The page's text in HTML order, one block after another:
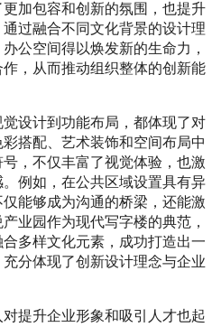
加包容和创新的氛围，也提升
过融合不同文化背景的设计理
公空间得以焕发新的生命力，
，从而推动组织整体的创新能
设计到功能布局，都体现了对
搭配、艺术装饰和空间布局中
，不仅丰富了视觉体验，也激
例如，在公共区域设置具有异
能够成为沟通的桥梁，还能激
业园作为现代写字楼的典范，
多样文化元素，成功打造出一
分体现了创新设计理念与企业
提升企业形象和吸引人才也起